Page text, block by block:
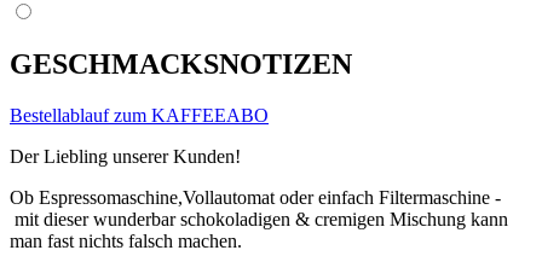
GESCHMACKSNOTIZEN
Bestellablauf zum KAFFEEABO
Der Liebling unserer Kunden!
Ob Espressomaschine,Vollautomat oder einfach Filtermaschine -
mit dieser wunderbar schokoladigen & cremigen Mischung kann
man fast nichts falsch machen.